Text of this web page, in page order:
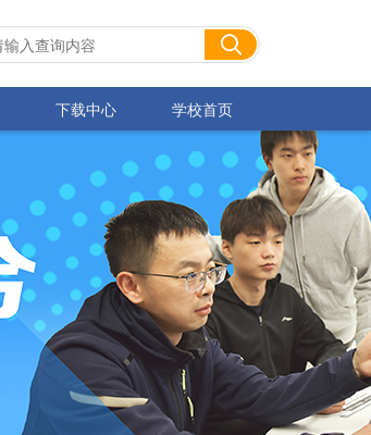
下载中心 学校首页